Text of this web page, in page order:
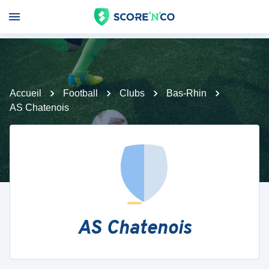
Accueil Football Clubs
Bas-Rhin
AS Chatenois
AS Chatenois